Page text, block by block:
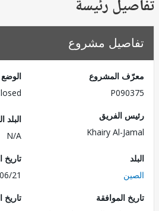
رئيسة
مشروع
المشروع
الفريق
Khairy Al-
البلد المقترض
تاريخ الإفصاح
2007/06/21
الموافقة
تاريخ النفاذ